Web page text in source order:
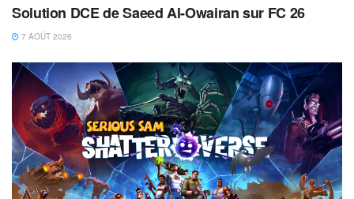
Solution DCE de Saeed Al-Owairan sur FC 26
7 AOÛT 2026